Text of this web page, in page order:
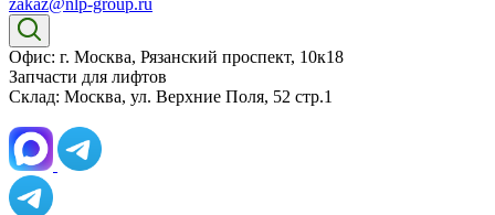
zakaz@nlp-group.ru
Офис: г. Москва, Рязанский проспект, 10к18
Запчасти для лифтов
Склад: Москва, ул. Верхние Поля, 52 стр.1